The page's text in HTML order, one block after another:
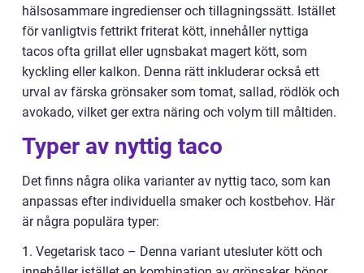
hälsosammare ingredienser och tillagningssätt. Istället
för vanligtvis fettrikt friterat kött, innehåller nyttiga
tacos ofta grillat eller ugnsbakat magert kött, som
kyckling eller kalkon. Denna rätt inkluderar också ett
urval av färska grönsaker som tomat, sallad, rödlök och
avokado, vilket ger extra näring och volym till måltiden.
Typer av nyttig taco
Det finns några olika varianter av nyttig taco, som kan
anpassas efter individuella smaker och kostbehov. Här
är några populära typer:
1. Vegetarisk taco – Denna variant utesluter kött och